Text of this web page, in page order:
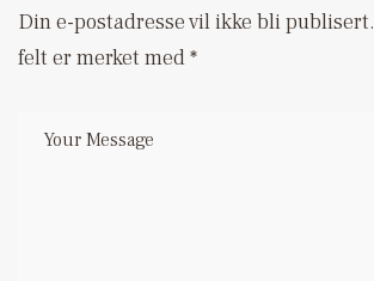
Din e-postadresse vil ikke bli publisert.
felt er merket med*